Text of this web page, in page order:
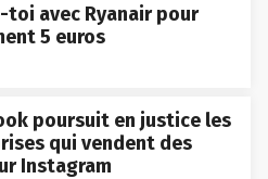
toi avec Ryanair pour
5 euros
poursuit en justice les
qui vendent des
Instagram